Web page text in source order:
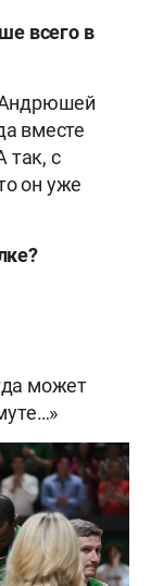
всего в
вместе
так, с
он уже
может